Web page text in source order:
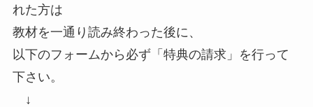
れた方は
教材を一通り読み終わった後に、
以下のフォームから必ず「特典の請求」を行って
下さい。
↓